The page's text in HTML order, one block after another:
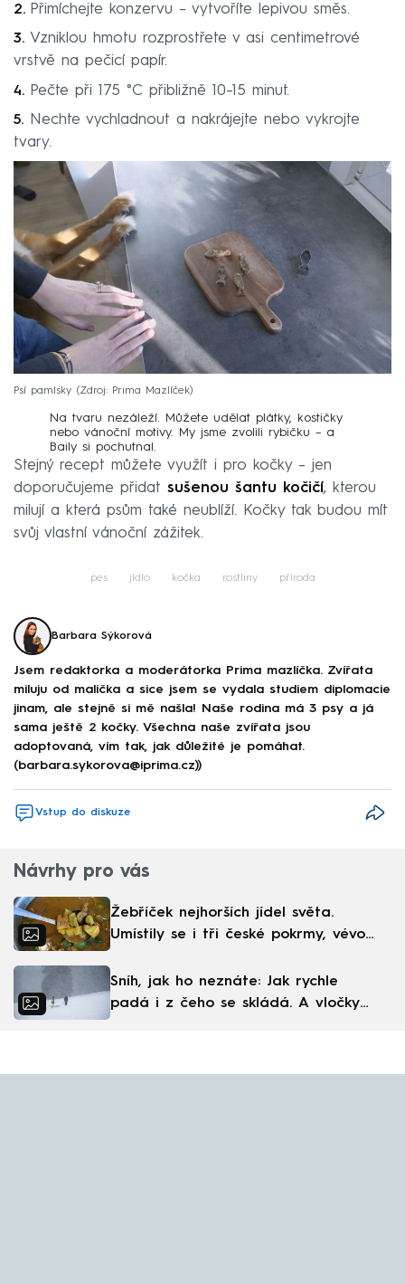
Přimíchejte konzervu – vytvoříte lepivou směs.
Vzniklou hmotu rozprostřete v asi centimetrové
vrstvě na pečicí papír.
Pečte při 175 °C přibližně 10–15 minut.
Nechte vychladnout a nakrájejte nebo vykrojte
tvary.
Psí pamlsky Zdroj: Prima Mazlíček
Na tvaru nezáleží. Můžete udělat plátky, kostičky
nebo vánoční motivy. My jsme zvolili rybičku – a
Baily si pochutnal.
Stejný recept můžete využít i pro kočky – jen
doporučujeme přidat sušenou šantu kočičí, kterou
milují a která psům také neublíží. Kočky tak budou mít
svůj vlastní vánoční zážitek.
pes jídlo kočka rostliny příroda
Barbara Sýkorová
Jsem redaktorka a moderátorka Prima mazlíčka. Zvířata
miluju od malička a sice jsem se vydala studiem diplomacie
jinam, ale stejně si mě našla! Naše rodina má 3 psy a já
sama ještě 2 kočky. Všechna naše zvířata jsou
adoptovaná, vím tak, jak důležité je pomáhat.
(barbara.sykorova@iprima.cz))
Vstup do diskuze
Návrhy pro vás
Žebříček nejhorších jídel světa.
Umístily se i tři české pokrmy, vévodí
Sníh, jak ho neznáte: Jak rychle
padá i z čeho se skládá. A vločky